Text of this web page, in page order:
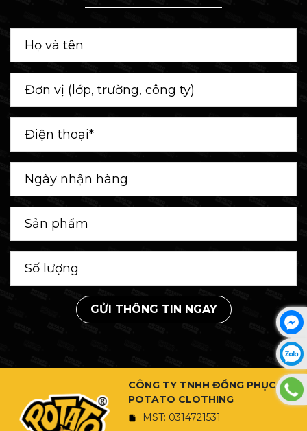
GỬI THÔNG TIN NGAY
CÔNG TY TNHH ĐỒNG PHỤC
POTATO CLOTHING
MST: 0314721531